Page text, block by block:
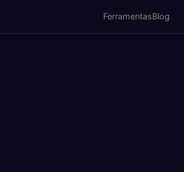
FerramentasBlog